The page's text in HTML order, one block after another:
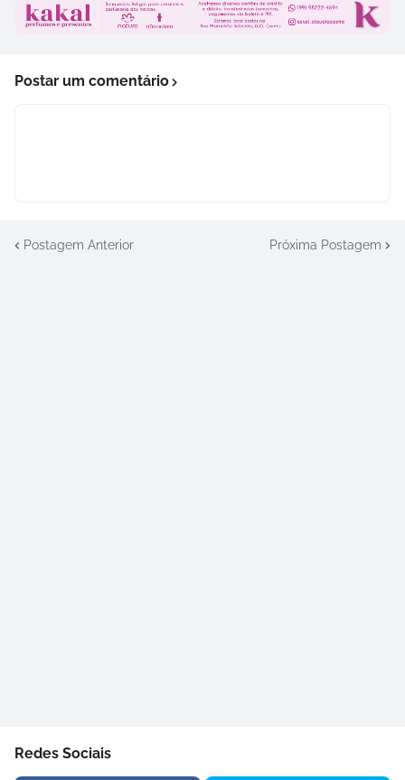
Postar um comentário
Postagem Anterior Próxima Postagem
Redes Sociais